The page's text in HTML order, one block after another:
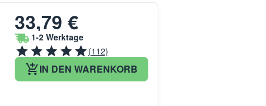
33,79 €
1-2 Werktage
(112)
IN DEN WARENKORB